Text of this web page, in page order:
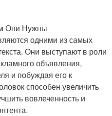
Они Нужны
одними из самых
Они выступают в роли
объявления,
и побуждая его к
способен увеличить
вовлеченность и